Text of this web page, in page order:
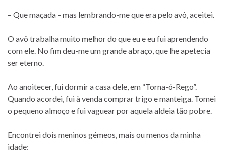
– Que maçada – mas lembrando-me que era pelo avô, aceitei.
O avô trabalha muito melhor do que eu e eu fui aprendendo
com ele. No fim deu-me um grande abraço, que lhe apetecia
ser eterno.
Ao anoitecer, fui dormir a casa dele, em “Torna-ó-Rego”.
Quando acordei, fui à venda comprar trigo e manteiga. Tomei
o pequeno almoço e fui vaguear por aquela aldeia tão pobre.
Encontrei dois meninos gémeos, mais ou menos da minha
idade: